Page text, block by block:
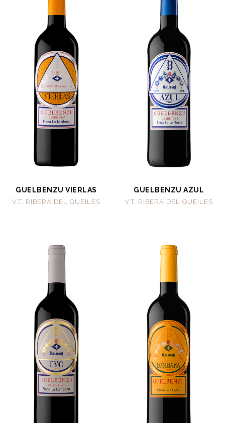
GUELBENZU VIERLAS
V.T. RIBERA DEL QUEILES
GUELBENZU AZUL
V.T. RIBERA DEL QUEILES